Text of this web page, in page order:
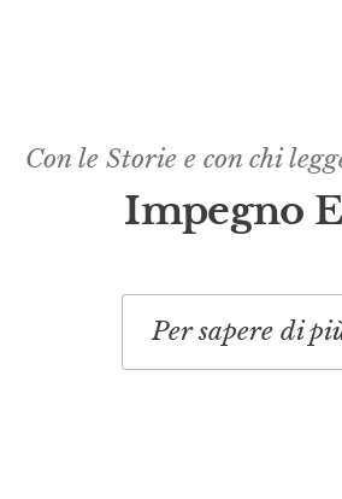
Con le Storie e con chi
Impegno
Per sapere di